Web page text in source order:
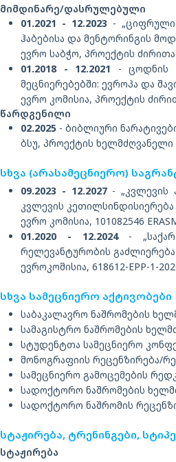
მიმდინარე/დასრულებული
01.2021 - 12.2023 - „ციფრული
ჰაბებისა და მენტორინგის
ევრო საბჭო, პროექტის
01.2018 - 12.2021 - ცოდნის
მეცნიერებებში: ევროპა და
ევრო კომისია, პროექტის
წარდგენილი
02.2025 - ბიბლიური
ბსუ, პროექტის ხელმძღვანელი
სხვა (არასამეცნიერო)
09.2023 - 12.2027- „კვლევის
კვლევის კეთილსინდისიერება
ევრო კომისია, 101082546
01.2020 - 12.2024-
რელევანტურობის გაძლიერება
ევროკომისია, 618612-EPP-1-
სხვა სამეცნიერო აქტივობები
საბაკალავრო ნაშრომების
სამაგისტრო ნაშრომების
სტუდენტთა სამეცნიერო
მონოგრაფიის რეცენზირება/
სამეცნიერო გამოცემების
სადოქტორო ნაშრომების
სადოქტორო ნაშრომის
სტაჟირება, ტრენინგები,
სტაჟირება